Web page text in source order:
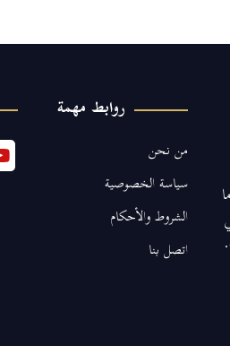
روابط مهمة
من نحن
سياسة الخصوصية
الشروط والأحكام
اتصل بنا